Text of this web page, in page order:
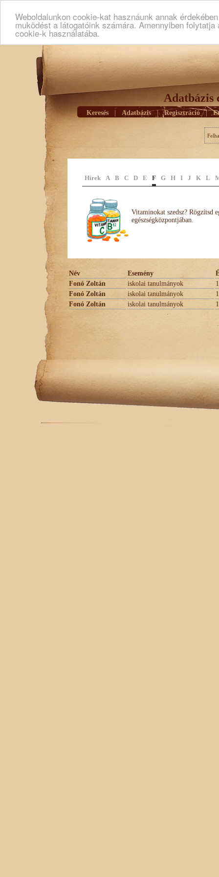
Weboldalunkon cookie-kat hasznáunk annak
muködést a látogatóink számára. Amennyiben
cookie-k használatába.
Adatbázis
Keresés Adatbázis | Regisztráció |
Hírek A B C D E F G H I J K L
Vitaminokat szedsz? Rögzítsd
egészségközpontjában.
Név Esemény
Fonó Zoltán
iskolai tanulmányok
Fonó Zoltán
iskolai tanulmányok
Fonó Zoltán
iskolai tanulmányok